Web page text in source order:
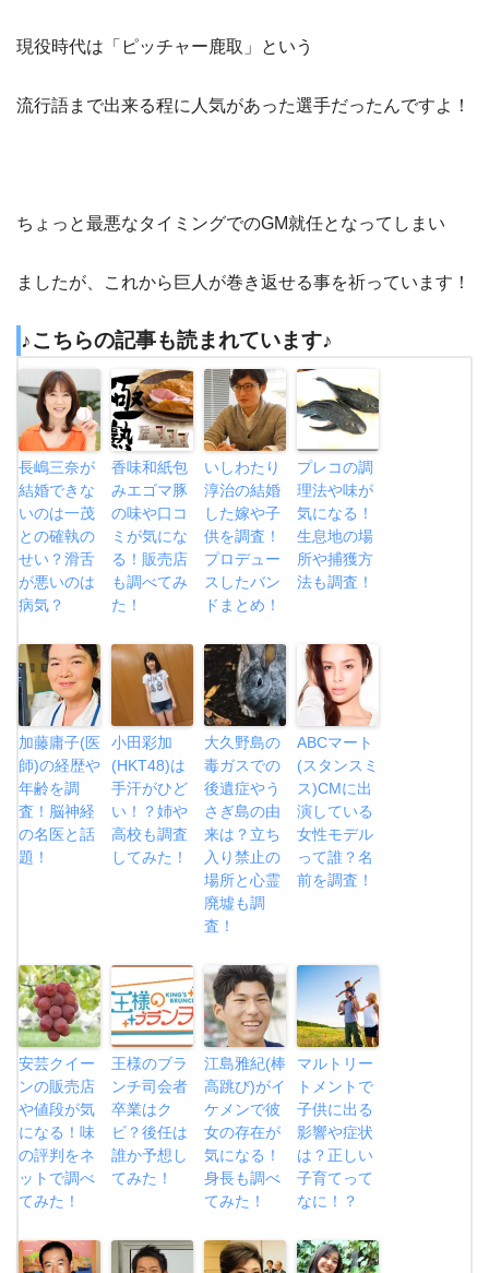
現役時代は「ピッチャー鹿取」という
流行語まで出来る程に人気があった選手だったんですよ！
ちょっと最悪なタイミングでのGM就任となってしまい
ましたが、これから巨人が巻き返せる事を祈っています！
♪こちらの記事も読まれています♪
長嶋三奈が
結婚できな
いのは一茂
との確執の
せい？滑舌
が悪いのは
病気？
香味和紙包
みエゴマ豚
の味や口コ
ミが気にな
る！販売店
も調べてみ
た！
いしわたり
淳治の結婚
した嫁や子
供を調査！
プロデュー
スしたバン
ドまとめ！
プレコの調
理法や味が
気になる！
生息地の場
所や捕獲方
法も調査！
加藤庸子(医
師)の経歴や
年齢を調
査！脳神経
の名医と話
題！
小田彩加
(HKT48)は
手汗がひど
い！？姉や
高校も調査
してみた！
大久野島の
毒ガスでの
後遺症やう
さぎ島の由
来は？立ち
入り禁止の
場所と心霊
廃墟も調
査！
ABCマート
(スタンスミ
ス)CMに出
演している
女性モデル
って誰？名
前を調査！
安芸クイー
ンの販売店
や値段が気
になる！味
の評判をネ
ットで調べ
てみた！
王様のブラ
ンチ司会者
卒業はク
ビ？後任は
誰か予想し
てみた！
江島雅紀(棒
高跳び)がイ
ケメンで彼
女の存在が
気になる！
身長も調べ
てみた！
マルトリー
トメントで
子供に出る
影響や症状
は？正しい
子育てって
なに！？